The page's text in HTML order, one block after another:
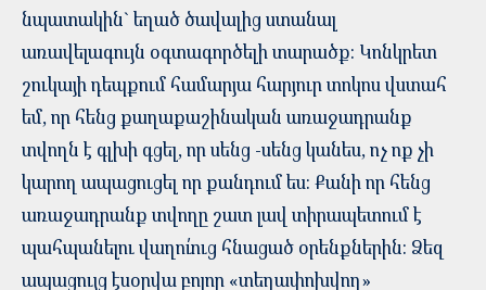
նպատակին` եղած ծավալից ստանալ
առավելագույն օգտագործելի տարածք: Կոնկրետ
շուկայի դեպքում համարյա հարյուր տոկոս վստահ
եմ, որ հենց քաղաքաշինական առաջադրանք
տվողն է գլխի գցել, որ սենց -սենց կանես, ոչ ոք չի
կարող ապացուցել որ քանդում ես: Քանի որ հենց
առաջադրանք տվողը շատ լավ տիրապետում է
պահպանելու վաղու՛ուց հնացած օրենքներին: Ձեզ
ապացույց էսօրվա բոլոր «տեղափոխվող»